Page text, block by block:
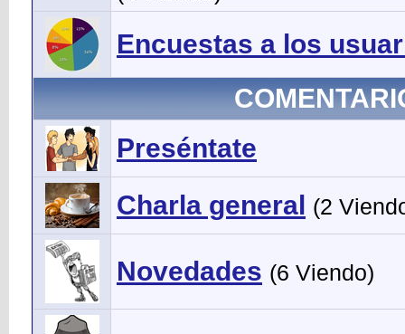
Encuestas a los
Preséntate
Charla general
(2
Novedades (6 Viendo)